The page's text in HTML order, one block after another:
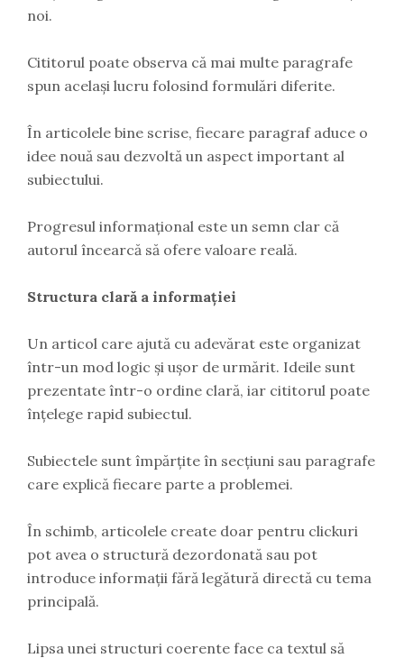
noi.
Cititorul poate observa că mai multe paragrafe
spun același lucru folosind formulări diferite.
În articolele bine scrise, fiecare paragraf aduce o
idee nouă sau dezvoltă un aspect important al
subiectului.
Progresul informațional este un semn clar că
autorul încearcă să ofere valoare reală.
Structura clară a informației
Un articol care ajută cu adevărat este organizat
într-un mod logic și ușor de urmărit. Ideile sunt
prezentate într-o ordine clară, iar cititorul poate
înțelege rapid subiectul.
Subiectele sunt împărțite în secțiuni sau paragrafe
care explică fiecare parte a problemei.
În schimb, articolele create doar pentru clickuri
pot avea o structură dezordonată sau pot
introduce informații fără legătură directă cu tema
principală.
Lipsa unei structuri coerente face ca textul să